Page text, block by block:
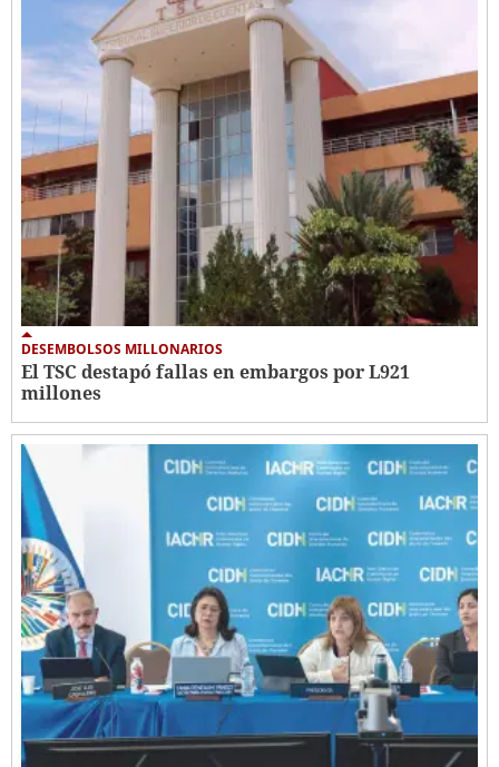
DESEMBOLSOS MILLONARIOS
El TSC destapó fallas en embargos por L921
millones